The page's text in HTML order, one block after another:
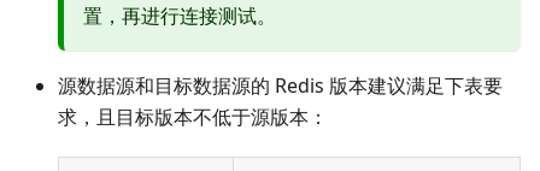
置，再进行连接测试。
源数据源和目标数据源的 Redis 版本建议满足下表要
求，且目标版本不低于源版本：